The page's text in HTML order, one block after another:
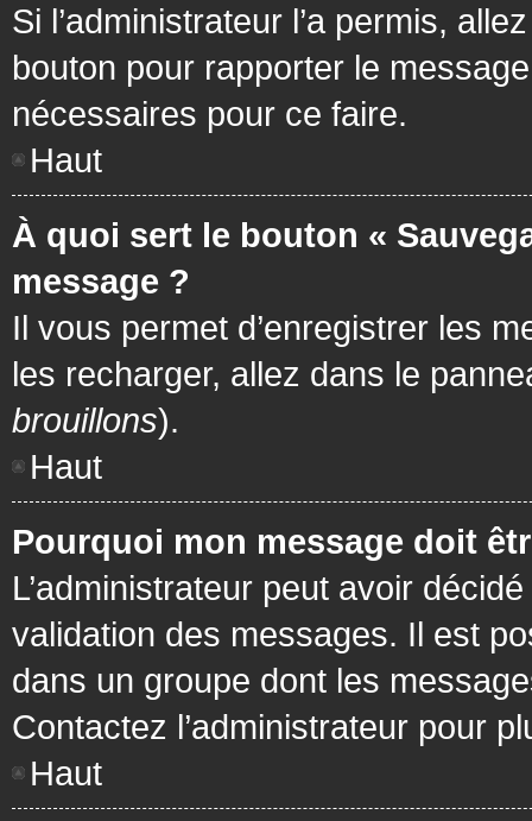
Si l’administrateur l’a permis,
bouton pour rapporter le
nécessaires pour ce faire.
Haut
À quoi sert le bouton «
message ?
Il vous permet d’enregistrer les
les recharger, allez dans le
brouillons).
Haut
Pourquoi mon message doit
L’administrateur peut avoir
validation des messages. Il est
dans un groupe dont les
Contactez l’administrateur pour
Haut